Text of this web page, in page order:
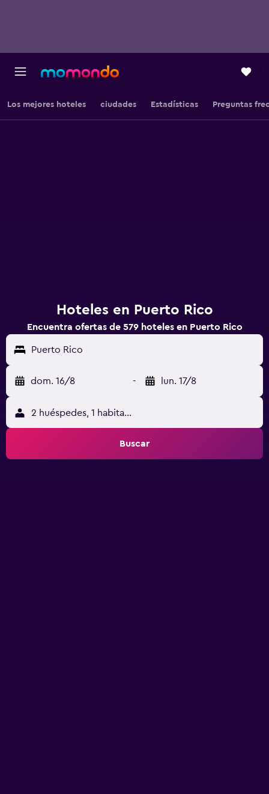
Los mejores hoteles ciudades Estadísticas Preguntas
Hoteles en Puerto Rico
Encuentra ofertas de 579 hoteles en Puerto Rico
Puerto Rico
dom. 16/8 - lun. 17/8
2 huéspedes, 1 habitación
Buscar